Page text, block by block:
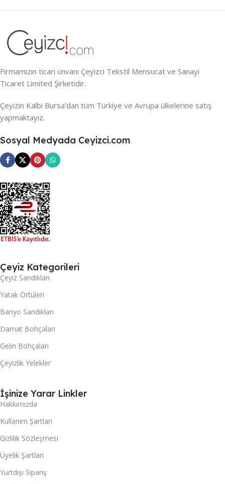
Firmamızın ticari ünvanı Çeyizci Tekstil Mensucat ve Sanayi
Ticaret Limited Şirketidir.
Çeyizin Kalbi Bursa’dan tüm Türkiye ve Avrupa ülkelerine satış
yapmaktayız.
Sosyal Medyada Ceyizci.com
Çeyiz Kategorileri
Çeyiz Sandıkları
Yatak Örtüleri
Banyo Sandıkları
Damat Bohçaları
Gelin Bohçaları
Çeyizlik Yelekler
İşinize Yarar Linkler
Hakkımızda
Kullanım Şartları
Gizlilik Sözleşmesi
Üyelik Şartları
Yurtdışı Sipariş